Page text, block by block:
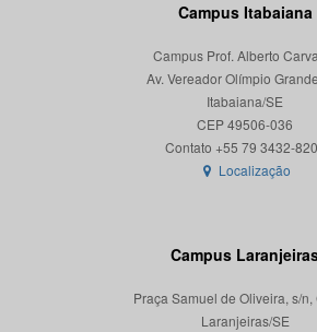
Campus Itabaiana
Campus Prof. Alberto
Av. Vereador Olímpio
Itabaiana/SE
CEP 49506-036
Localização
Campus
Praça Samuel de Oliveira, s/n,
Laranjeiras/SE